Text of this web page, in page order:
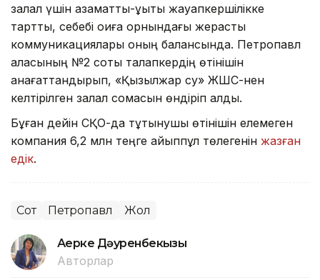
залал үшін азаматтық-құқықтық жауапкершілікке
тартты, себебі оқиға орнындағы жерасты
коммуникациялары оның балансында. Петропавл
қаласының №2 соты талапкердің өтінішін
қанағаттандырып, «Қызылжар су» ЖШС-нен
келтірілген залал сомасын өндіріп алды.
Бұған дейін СҚО-да тұтынушы өтінішін елемеген
компания 6,2 млн теңге айыппұл төлегенін жазған
едік.
Сот Петропавл Жол
Ақерке Дәуренбекқызы
Авторлар